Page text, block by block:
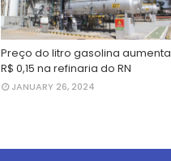
Preço do litro gasolina aumenta
R$ 0,15 na refinaria do RN
JANUARY 26, 2024